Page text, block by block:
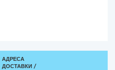
АДРЕСА
ДОСТАВКИ /